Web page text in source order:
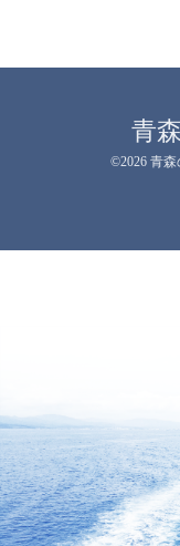
青
©2026 青